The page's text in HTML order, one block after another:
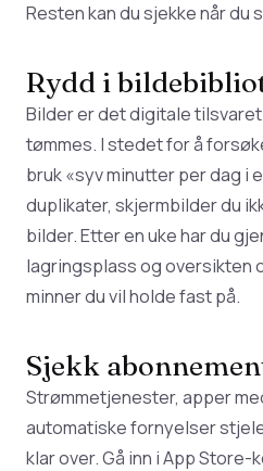
Resten kan du sjekke når du
Rydd i
Bilder er det digitale
tømmes. I stedet for å
bruk «syv minutter per dag i
duplikater, skjermbilder du
bilder. Etter en uke har du
lagringsplass og oversikten
minner du vil holde fast på.
Sjekk
Strømmetjenester, apper
automatiske fornyelser
klar over. Gå inn i App